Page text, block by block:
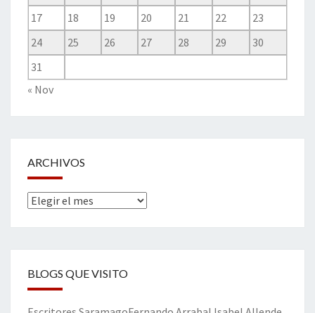
17
18 19 20 21 22
23
24
25 26 27 28 29
30
31
« Nov
ARCHIVOS
Archivos
BLOGS QUE VISITO